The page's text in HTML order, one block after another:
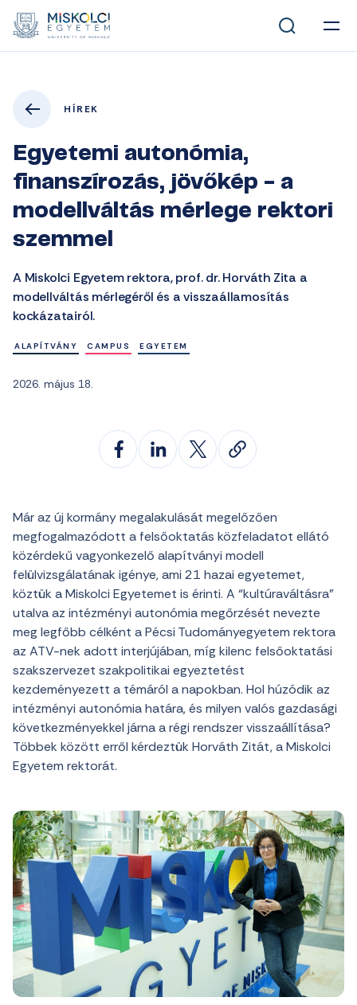
HÍREK
Egyetemi autonómia,
finanszírozás, jövőkép - a
modellváltás mérlege rektori
szemmel
A Miskolci Egyetem rektora, prof. dr. Horváth Zita a
modellváltás mérlegéről és a visszaállamosítás
kockázatairól.
ALAPÍTVÁNY CAMPUS EGYETEM
2026. május 18.
Már az új kormány megalakulását megelőzően
megfogalmazódott a felsőoktatás közfeladatot ellátó
közérdekű vagyonkezelő alapítványi modell
felülvizsgálatának igénye, ami 21 hazai egyetemet,
köztük a Miskolci Egyetemet is érinti. A “kultúraváltásra”
utalva az intézményi autonómia megőrzését nevezte
meg legfőbb célként a Pécsi Tudományegyetem rektora
az ATV-nek adott interjújában, míg kilenc felsőoktatási
szakszervezet szakpolitikai egyeztetést
kezdeményezett a témáról a napokban. Hol húzódik az
intézményi autonómia határa, és milyen valós gazdasági
következményekkel járna a régi rendszer visszaállítása?
Többek között erről kérdeztük Horváth Zitát, a Miskolci
Egyetem rektorát.